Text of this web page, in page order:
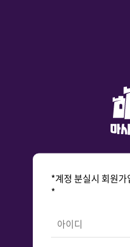
*계정 분실시 회원
*